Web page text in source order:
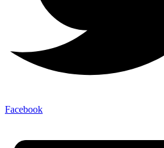
Facebook